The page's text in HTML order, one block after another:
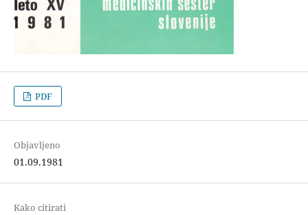
PDF
Objavljeno
01.09.1981
Kako citirati